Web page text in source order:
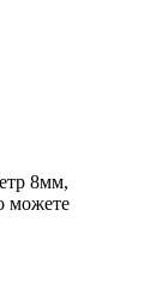
8мм,
можете